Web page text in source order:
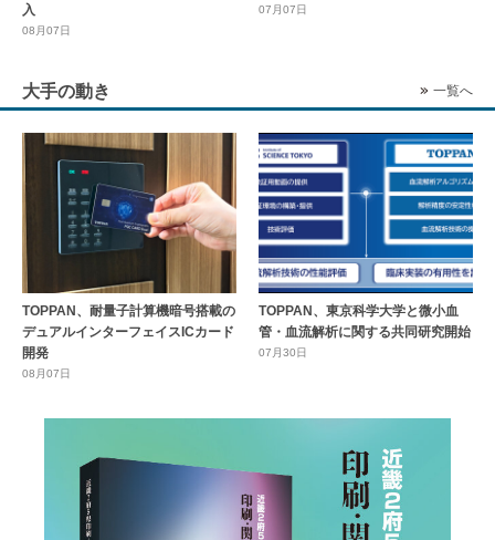
入
08月07日
07月07日
大手の動き 一覧へ
TOPPAN、耐量子計算機暗号搭載の
デュアルインターフェイスICカード
開発
08月07日
TOPPAN、東京科学大学と微小血
管・血流解析に関する共同研究開始
07月30日